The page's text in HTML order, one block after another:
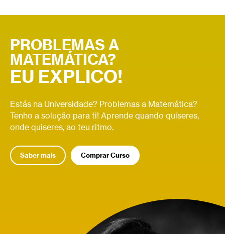
PROBLEMAS A
MATEMÁTICA?
EU EXPLICO!
Estás na Universidade? Problemas a Matemática?
Tenho a solução para ti! Aprende quando quiseres,
onde quiseres, ao teu ritmo.
Saber mais Comprar Curso